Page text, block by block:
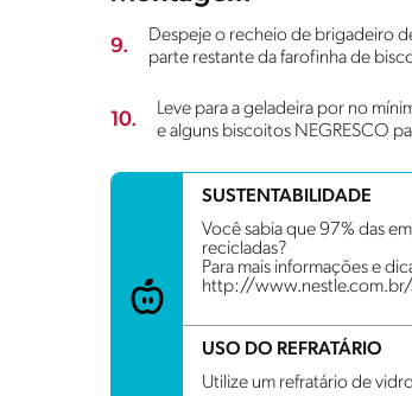
9.
Despeje o recheio de brigadeiro
parte restante da farofinha de
10.
Leve para a geladeira por no
e alguns biscoitos NEGRESCO
SUSTENTABILIDADE
Você sabia que 97% das
recicladas?
Para mais informações e
http://www.nestle.com.br/
USO DO REFRATÁRIO
Utilize um refratário de